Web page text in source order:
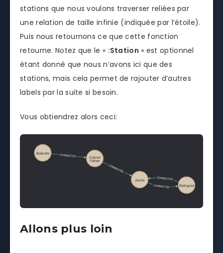
stations que nous voulons traverser reliées par
une relation de taille infinie (indiquée par l’étoile).
Puis nous retournons ce que cette fonction
retourne. Notez que le « :Station » est optionnel
étant donné que nous n’avons ici que des
stations, mais cela permet de rajouter d’autres
labels par la suite si besoin.
Vous obtiendrez alors ceci:
Allons plus loin